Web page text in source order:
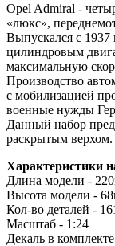
Opel Admiral -
«люкс»,
Выпускался с
цилиндровым
максимальную
Производство
с мобилизацией
военные нужды
Данный набор
раскрытым верхом.
Характеристики
Длина модели -
Высота модели -
Кол-во деталей -
Масштаб - 1:24
Декаль в